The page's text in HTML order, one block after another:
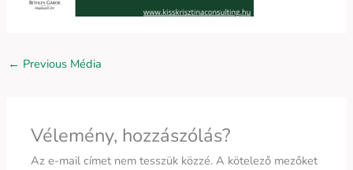
← Previous Média
Vélemény, hozzászólás?
Az e-mail címet nem tesszük közzé. A kötelező mezőket